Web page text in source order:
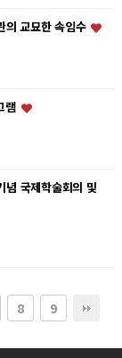
의 교묘한 속임수
램
념 국제학술회의 및
8 9